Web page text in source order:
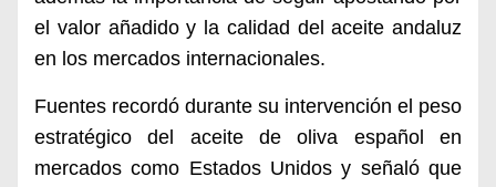
el valor añadido y la calidad del aceite andaluz
en los mercados internacionales.
Fuentes recordó durante su intervención el peso
estratégico del aceite de oliva español en
mercados como Estados Unidos y señaló que